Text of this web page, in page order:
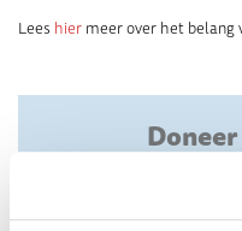
Lees hier meer over het belang